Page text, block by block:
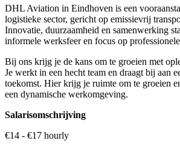
DHL Aviation in Eindhoven is een
logistieke sector, gericht op emissievrij
Innovatie, duurzaamheid en samenwerking
informele werksfeer en focus op
Bij ons krijg je de kans om te groeien met
Je werkt in een hecht team en draagt bij aan
toekomst. Hier krijg je ruimte om te groeien
een dynamische werkomgeving.
Salarisomschrijving
€14 - €17 hourly